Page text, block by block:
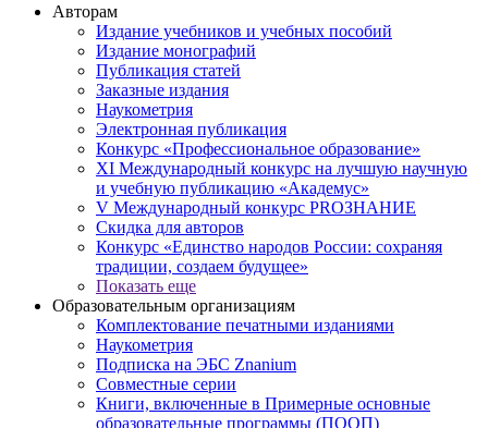
Авторам
Издание учебников и учебных пособий
Издание монографий
Публикация статей
Заказные издания
Наукометрия
Электронная публикация
Конкурс «Профессиональное образование»
XI Международный конкурс на лучшую научную
и учебную публикацию «Академус»
V Международный конкурс PROЗНАНИЕ
Скидка для авторов
Конкурс «Единство народов России: сохраняя
традиции, создаем будущее»
Показать еще
Образовательным организациям
Комплектование печатными изданиями
Наукометрия
Подписка на ЭБС Znanium
Совместные серии
Книги, включенные в Примерные основные
образовательные программы (ПООП)